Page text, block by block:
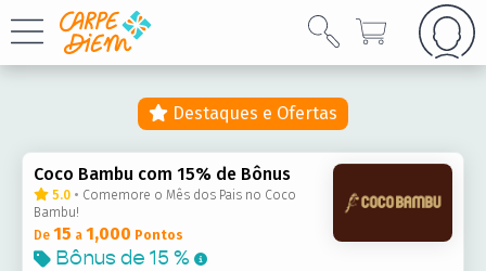
Destaques e Ofertas
Coco Bambu com 15% de Bônus
5.0• Comemore o Mês dos Pais no Coco
Bambu!
De 15 a 1,000 Pontos
Bônus de 15 %